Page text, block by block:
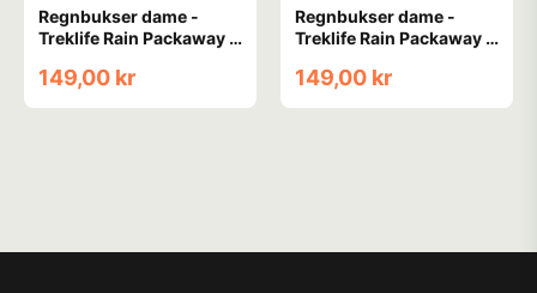
Regnbukser dame -
Treklife Rain Packaway -
149,00 kr
Regnbukser dame -
Treklife Rain Packaway -
149,00 kr